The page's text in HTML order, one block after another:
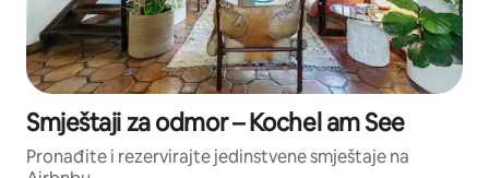
Smještaji za odmor – Kochel am See
Pronađite i rezervirajte jedinstvene smještaje na